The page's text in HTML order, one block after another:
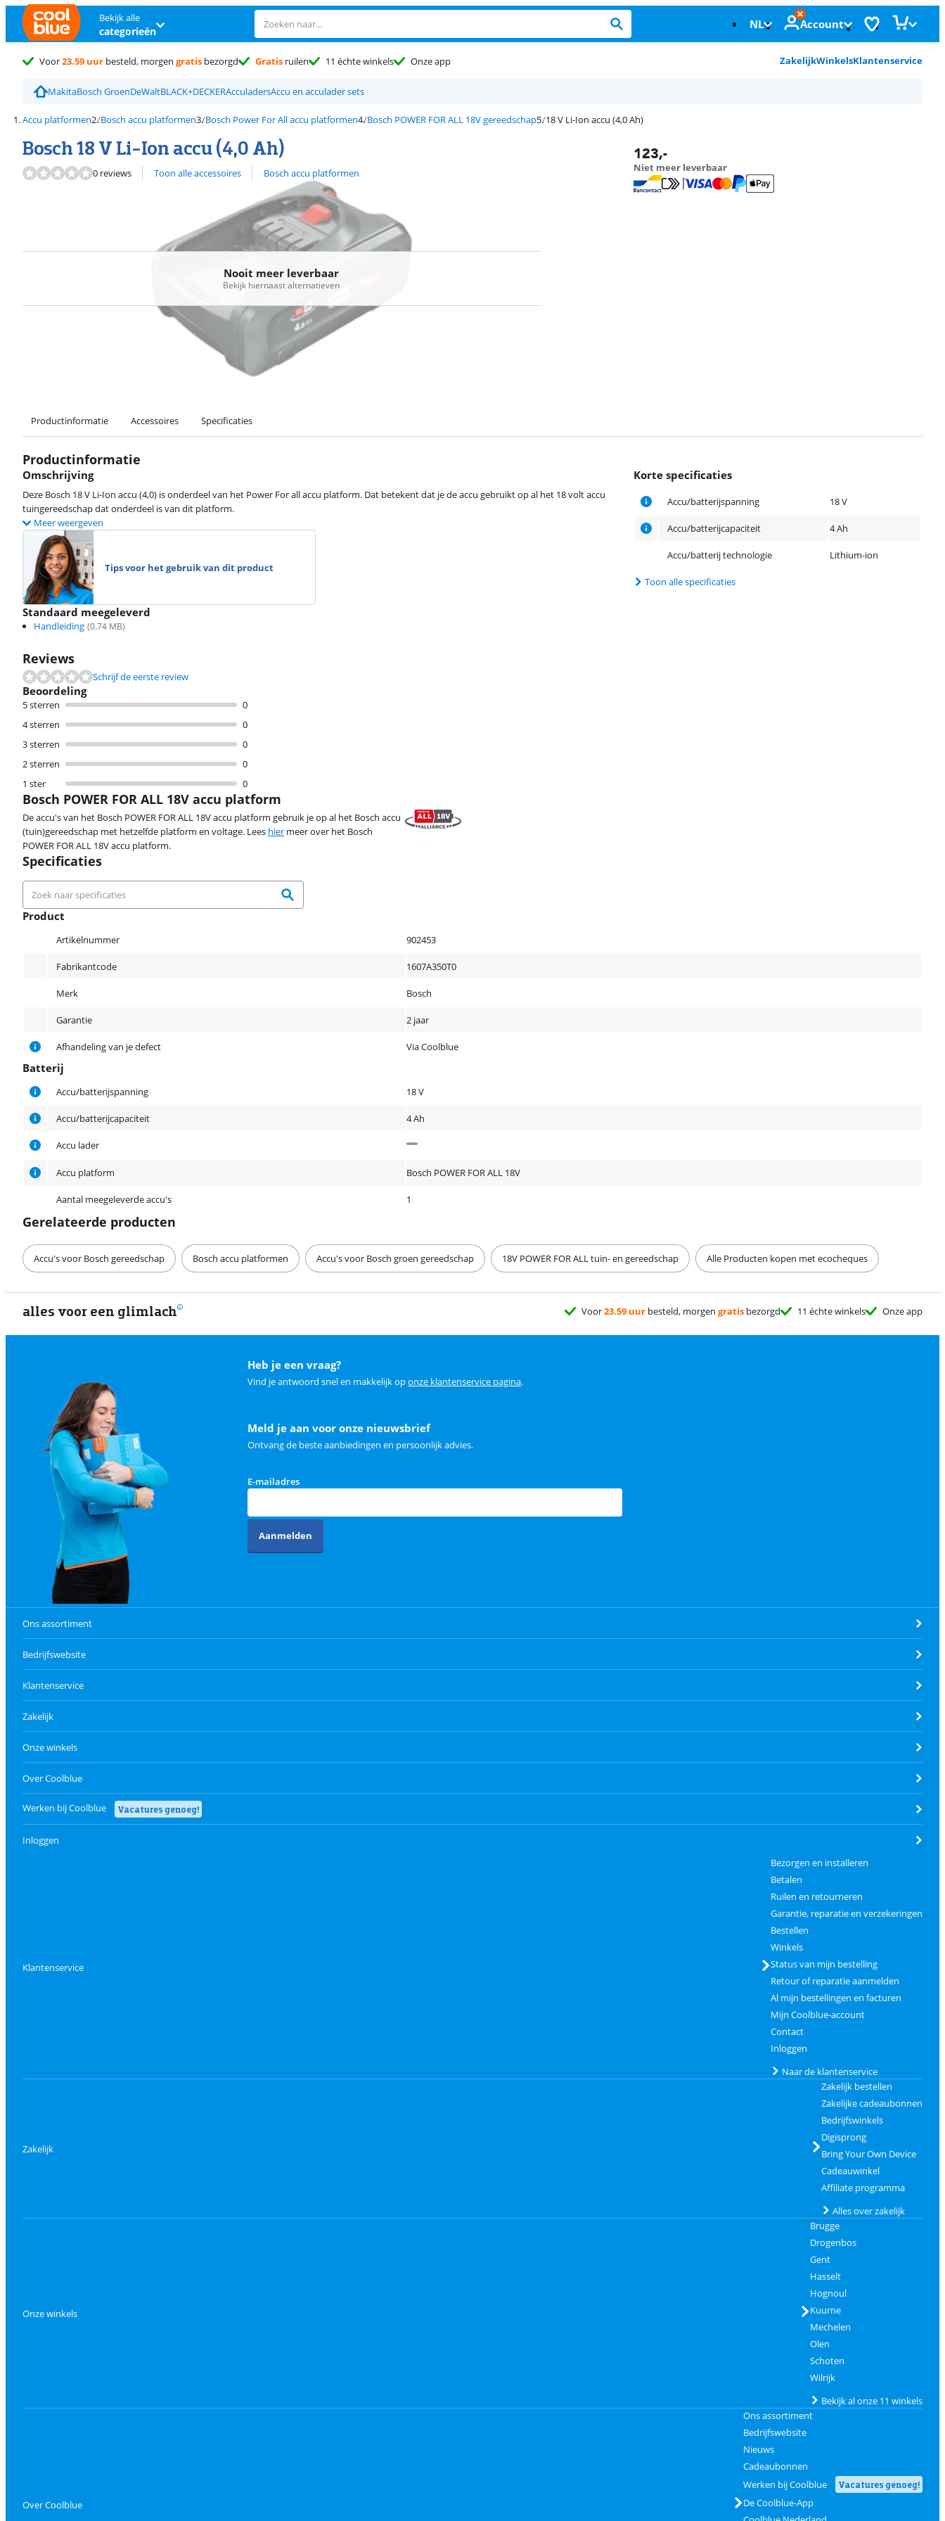
Bekijk alle
categorieën NL Account
Voor23.59 uur besteld, morgen gratis bezorgd Gratis ruilen 11 échte winkels Onze app ZakelijkWinkelsKlantenservice
MakitaBosch GroenDeWaltBLACK+DECKERAcculadersAccu en acculader sets
Accu platformen Bosch accu platformen Bosch Power For All accu platformen Bosch POWER FOR ALL 18V gereedschap 18 V Li-Ion accu (4,0 Ah)
Bosch 18 V Li-Ion accu (4,0 Ah)
0 reviews Toon alle accessoires
Bekijk alle Bosch accu platformen
Nooit meer leverbaar
Bekijk hiernaast alternatieven
123,-
Niet meer leverbaar
Productinformatie Accessoires Specificaties
Productinformatie
Korte specificaties
Accu/batterijspanning 18 V
Accu/batterijcapaciteit 4 Ah
Accu/batterij technologie Lithium-ion
Toon alle specificaties
Omschrijving
Deze Bosch 18 V Li-Ion accu (4,0) is onderdeel van het Power For all accu platform. Dat betekent dat je de accu gebruikt op al het 18 volt accu
tuingereedschap dat onderdeel is van dit platform.
Meer weergeven
Tips voor het gebruik van dit product
Standaard meegeleverd
Handleiding (0.74 MB)
Reviews
Schrijf de eerste review
Beoordeling
5 sterren
0
4 sterren
0
3 sterren
0
2 sterren
0
1 ster
0
Bosch POWER FOR ALL 18V accu platform
De accu's van het Bosch POWER FOR ALL 18V accu platform gebruik je op al het Bosch accu
(tuin)gereedschap met hetzelfde platform en voltage. Lees hier meer over het Bosch
POWER FOR ALL 18V accu platform.
Specificaties
Product
Artikelnummer 902453
Fabrikantcode 1607A350T0
Merk Bosch
Garantie 2 jaar
Afhandeling van je defect Via Coolblue
Batterij
Accu/batterijspanning 18 V
Accu/batterijcapaciteit 4 Ah
Accu lader
Accu platform Bosch POWER FOR ALL 18V
Aantal meegeleverde accu's 1
Gerelateerde producten
Accu's voor Bosch gereedschap Bosch accu platformen Accu's voor Bosch groen gereedschap 18V POWER FOR ALL tuin- en gereedschap Alle Producten kopen met ecocheques
alles voor een glimlach Voor23.59 uur besteld, morgen gratis bezorgd 11 échte winkels Onze app
Heb je een vraag?
Vind je antwoord snel en makkelijk oponze klantenservice pagina.
Meld je aan voor onze nieuwsbrief
Ontvang de beste aanbiedingen en persoonlijk advies.
E-mailadres
Aanmelden
Ons assortiment
Bedrijfswebsite
Klantenservice
Zakelijk
Onze winkels
Over Coolblue
Werken bij Coolblue Vacatures genoeg!
Inloggen
Klantenservice
Bezorgen en installeren
Betalen
Ruilen en retourneren
Garantie, reparatie en verzekeringen
Bestellen
Winkels
Status van mijn bestelling
Retour of reparatie aanmelden
Al mijn bestellingen en facturen
Mijn Coolblue-account
Contact
Inloggen
Naar de klantenservice
Zakelijk
Zakelijk bestellen
Zakelijke cadeaubonnen
Bedrijfswinkels
Digisprong
Bring Your Own Device
Cadeauwinkel
Affiliate programma
Alles over zakelijk
Onze winkels
Brugge
Drogenbos
Gent
Hasselt
Hognoul
Kuurne
Mechelen
Olen
Schoten
Wilrijk
Bekijk al onze 11 winkels
Over Coolblue
Ons assortiment
Bedrijfswebsite
Nieuws
Cadeaubonnen
Werken bij Coolblue
Vacatures genoeg!
De Coolblue-App